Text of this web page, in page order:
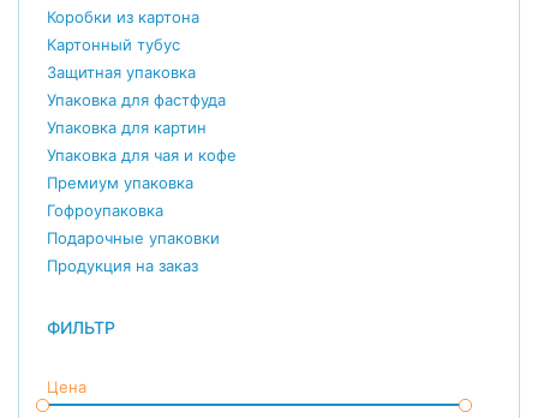
Коробки из картона
Картонный тубус
Защитная упаковка
Упаковка для фастфуда
Упаковка для картин
Упаковка для чая и кофе
Премиум упаковка
Гофроупаковка
Подарочные упаковки
Продукция на заказ
ФИЛЬТР
Цена